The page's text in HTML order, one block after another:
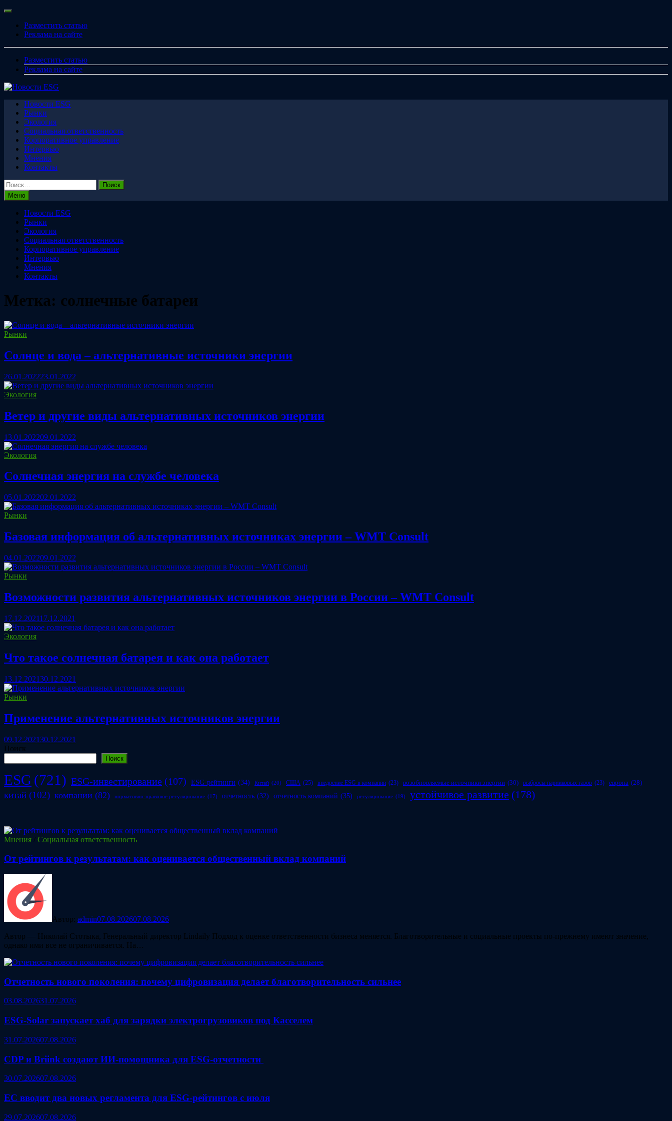
Перейти
содержимому
Меню
Разместить статью
Реклама на сайте
Разместить статью
Реклама на сайте
Новости ESG
Рынки
Экология
Социальная ответственность
Корпоративное управление
Интервью
Мнения
Контакты
Найти:
Меню
Новости ESG
Рынки
Экология
Социальная ответственность
Корпоративное управление
Интервью
Мнения
Контакты
Метка: солнечные батареи
Рынки
Солнце и вода – альтернативные источники энергии
26.01.202223.01.2022
Экология
Ветер и другие виды альтернативных источников энергии
13.01.202209.01.2022
Экология
Солнечная энергия на службе человека
05.01.202202.01.2022
Рынки
Базовая информация об альтернативных источниках энергии – WMT Consult
04.01.202209.01.2022
Рынки
Возможности развития альтернативных источников энергии в России – WMT Consult
17.12.202117.12.2021
Экология
Что такое солнечная батарея и как она работает
13.12.202130.12.2021
Рынки
Применение альтернативных источников энергии
09.12.202130.12.2021
Поиск
Поиск
ESG (721) ESG-инвестирование (107) ESG-рейтинги (34) Китай (20) США (25) внедрение ESG в компании (23) возобновляемые источники энергии (30) выбросы парниковых газов (23) европа (28)
китай (102) компании (82) нормативно-правовое регулирование (17) отчетность (32) отчетность компаний (35) регулирование (19) устойчивое развитие (178)
Мнения / Социальная ответственность
От рейтингов к результатам: как оценивается общественный вклад компаний
Автор: admin07.08.202607.08.2026
Автор — Николай Стотыка, Генеральный директор Lindaily Подход к оценке ответственности бизнеса меняется. Благотворительные и социальные проекты по-прежнему имеют значение,
однако ими все не ограничивается. На…
Отчетность нового поколения: почему цифровизация делает благотворительность сильнее
03.08.202631.07.2026
ESG‑Solar запускает хаб для зарядки электрогрузовиков под Касселем
31.07.202607.08.2026
CDP и Briink создают ИИ‑помощника для ESG-отчетности
30.07.202607.08.2026
ЕС вводит два новых регламента для ESG‑рейтингов с июля
29.07.202607.08.2026